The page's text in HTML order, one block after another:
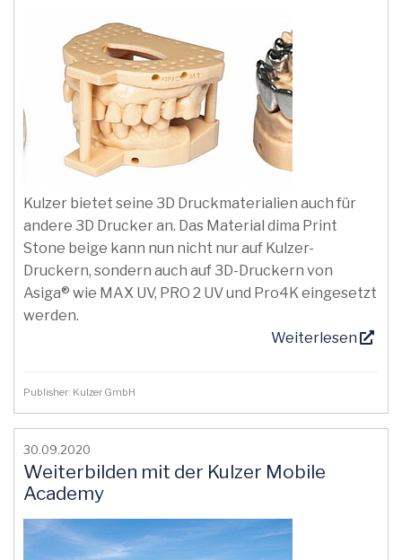
Kulzer bietet seine 3D Druckmaterialien auch für
andere 3D Drucker an. Das Material dima Print
Stone beige kann nun nicht nur auf Kulzer-
Druckern, sondern auch auf 3D-Druckern von
Asiga® wie MAX UV, PRO 2 UV und Pro4K eingesetzt
werden.
Weiterlesen
Publisher: Kulzer GmbH
30.09.2020
Weiterbilden mit der Kulzer Mobile
Academy